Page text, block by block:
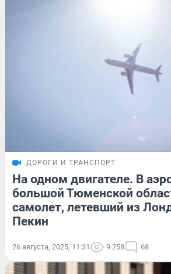
ДОРОГИ И ТРАНСПОРТ
На одном двигателе. В
большой Тюменской
самолет, летевший из
Пекин
26 августа, 2025, 11:31 9 258 68